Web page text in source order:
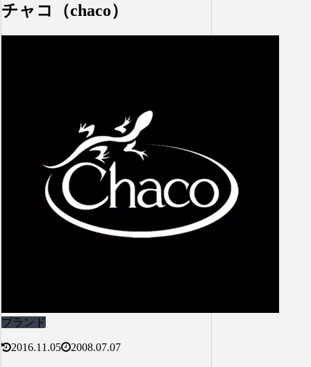
チャコ（chaco）
ブランド
2016.11.05 2008.07.07